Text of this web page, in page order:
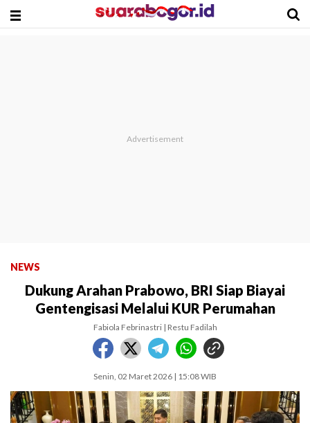
NEWS
Dukung Arahan Prabowo, BRI Siap Biayai
Gentengisasi Melalui KUR Perumahan
Fabiola Febrinastri | Restu Fadilah
Senin, 02 Maret 2026 | 15:08 WIB